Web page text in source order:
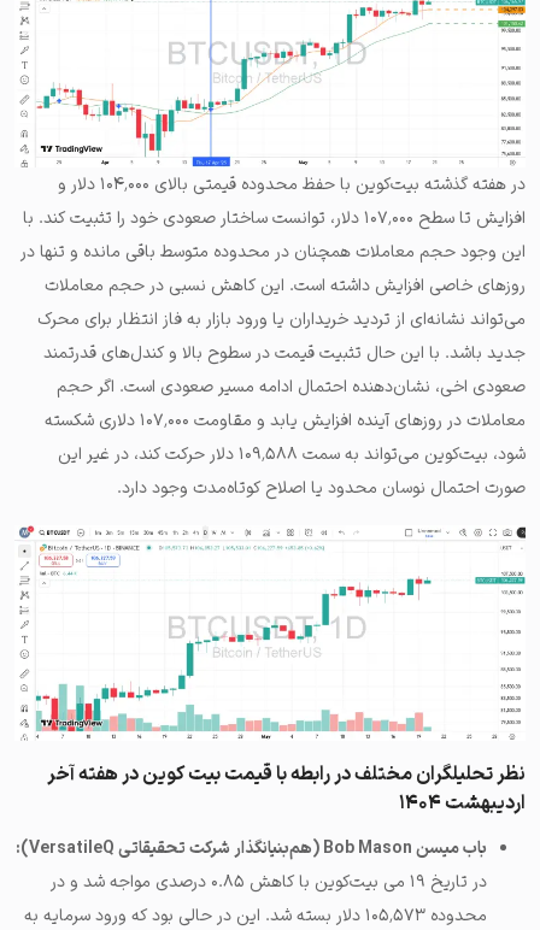
در هفته گذشته بیت‌کوین با حفظ محدوده قیمتی بالای ۱۰۴٬۰۰۰ دلار و
افزایش تا سطح ۱۰۷٬۰۰۰ دلار، توانست ساختار صعودی خود را تثبیت کند. با
این وجود حجم معاملات همچنان در محدوده متوسط باقی مانده و تنها در
روزهای خاصی افزایش داشته است. این کاهش نسبی در حجم معاملات
می‌تواند نشانه‌ای از تردید خریداران یا ورود بازار به فاز انتظار برای محرک
جدید باشد. با این حال تثبیت قیمت در سطوح بالا و کندل‌های قدرتمند
صعودی اخی، نشان‌دهنده احتمال ادامه مسیر صعودی است. اگر حجم
معاملات در روزهای آینده افزایش یابد و مقاومت ۱۰۷٬۰۰۰ دلاری شکسته
شود، بیت‌کوین می‌تواند به سمت ۱۰۹٬۵۸۸ دلار حرکت کند، در غیر این
صورت احتمال نوسان محدود یا اصلاح کوتاه‌مدت وجود دارد.
نظر تحلیلگران مختلف در رابطه با قیمت بیت کوین در هفته آخر
اردیبهشت ۱۴۰۴
باب میسن Bob Mason (هم‌بنیانگذار شرکت تحقیقاتی VersatileQ):
در تاریخ ۱۹ می بیت‌کوین با کاهش ۰.۸۵ درصدی مواجه شد و در
محدوده ۱۰۵٬۵۷۳ دلار بسته شد. این در حالی بود که ورود سرمایه به